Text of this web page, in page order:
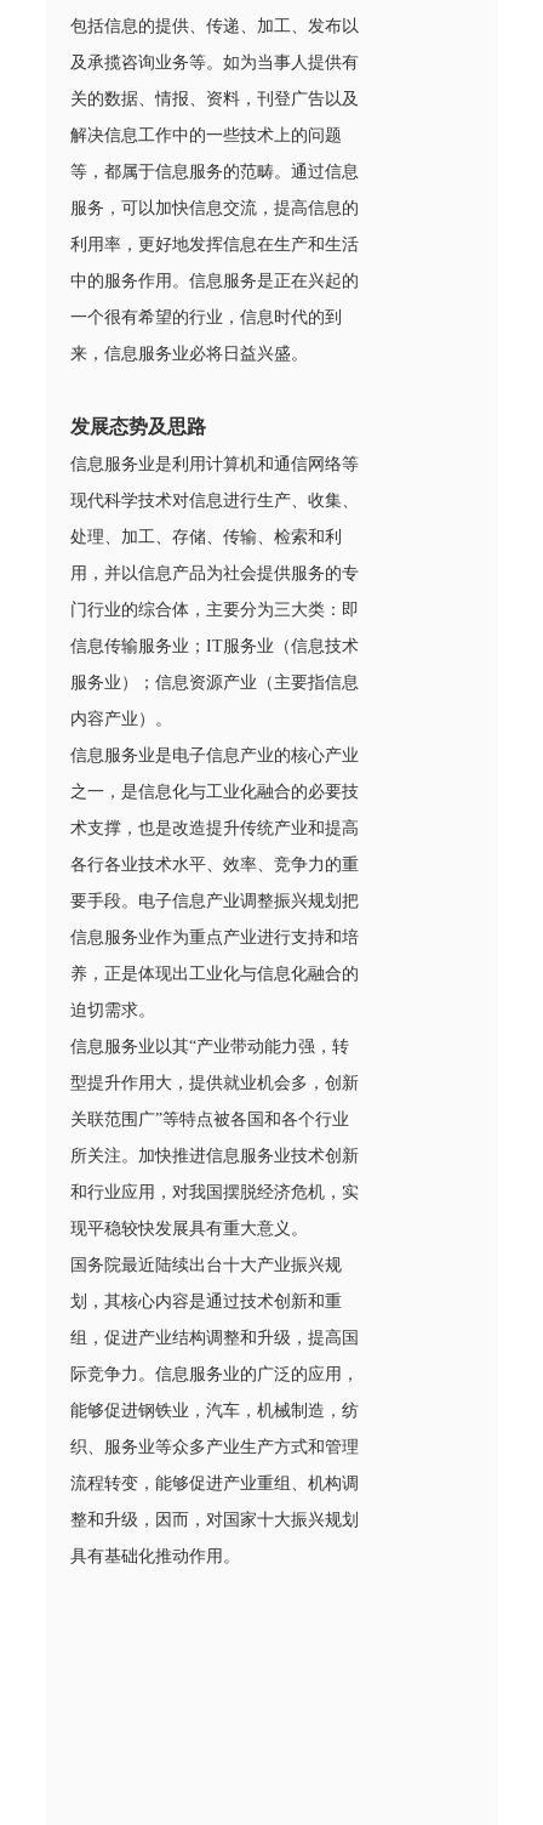
包括信息的提供、传递、加工、发布以
及承揽咨询业务等。如为当事人提供有
关的数据、情报、资料，刊登广告以及
解决信息工作中的一些技术上的问题
等，都属于信息服务的范畴。通过信息
服务，可以加快信息交流，提高信息的
利用率，更好地发挥信息在生产和生活
中的服务作用。信息服务是正在兴起的
一个很有希望的行业，信息时代的到
来，信息服务业必将日益兴盛。
发展态势及思路
信息服务业是利用计算机和通信网络等
现代科学技术对信息进行生产、收集、
处理、加工、存储、传输、检索和利
用，并以信息产品为社会提供服务的专
门行业的综合体，主要分为三大类：即
信息传输服务业；IT服务业（信息技术
服务业）；信息资源产业（主要指信息
内容产业）。
信息服务业是电子信息产业的核心产业
之一，是信息化与工业化融合的必要技
术支撑，也是改造提升传统产业和提高
各行各业技术水平、效率、竞争力的重
要手段。电子信息产业调整振兴规划把
信息服务业作为重点产业进行支持和培
养，正是体现出工业化与信息化融合的
迫切需求。
信息服务业以其“产业带动能力强，转
型提升作用大，提供就业机会多，创新
关联范围广”等特点被各国和各个行业
所关注。加快推进信息服务业技术创新
和行业应用，对我国摆脱经济危机，实
现平稳较快发展具有重大意义。
国务院最近陆续出台十大产业振兴规
划，其核心内容是通过技术创新和重
组，促进产业结构调整和升级，提高国
际竞争力。信息服务业的广泛的应用，
能够促进钢铁业，汽车，机械制造，纺
织、服务业等众多产业生产方式和管理
流程转变，能够促进产业重组、机构调
整和升级，因而，对国家十大振兴规划
具有基础化推动作用。